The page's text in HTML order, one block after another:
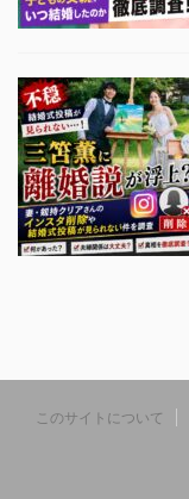
このサイトについて